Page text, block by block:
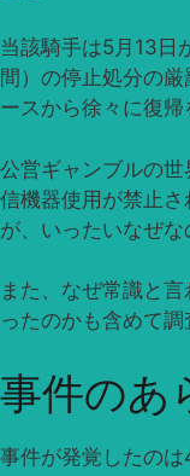
当該騎手は5月13日
間）の停止処分の
ースから徐々に復帰
公営ギャンブルの
信機器使用が禁止
が、いったいなぜな
また、なぜ常識と
ったのかも含めて調
事件のあ
事件が発覚したの